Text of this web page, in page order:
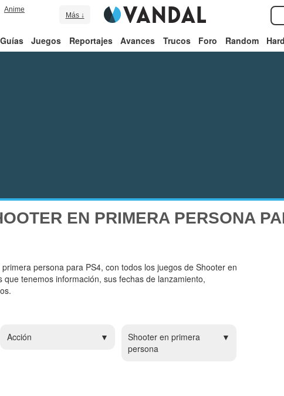
Anime
Más ↓
Guías Juegos Reportajes Avances Trucos Foro Random
EN PRIMERA PERSONA
persona para PS4, con todos los juegos de Shooter en
tenemos información, sus fechas de lanzamiento,
Acción
Shooter en primera
persona